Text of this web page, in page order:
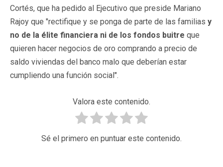
Cortés, que ha pedido al Ejecutivo que preside Mariano
Rajoy que "rectifique y se ponga de parte de las familias y
no de la élite financiera ni de los fondos buitre que
quieren hacer negocios de oro comprando a precio de
saldo viviendas del banco malo que deberían estar
cumpliendo una función social".
Valora este contenido.
Sé el primero en puntuar este contenido.